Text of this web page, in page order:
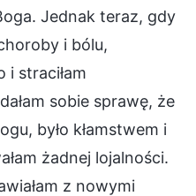
Jednak teraz, gdy
i bólu,
i straciłam
sobie sprawę, że
było kłamstwem i
żadnej lojalności.
z nowymi